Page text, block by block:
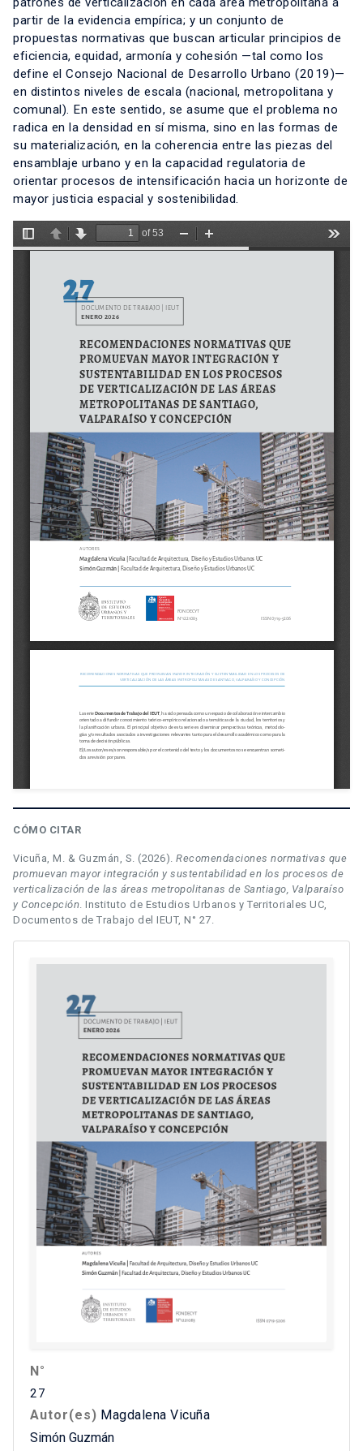
partir de la evidencia empírica; y un conjunto de
propuestas normativas que buscan articular principios de
eficiencia, equidad, armonía y cohesión —tal como los
define el Consejo Nacional de Desarrollo Urbano (2019)—
en distintos niveles de escala (nacional, metropolitana y
comunal). En este sentido, se asume que el problema no
radica en la densidad en sí misma, sino en las formas de
su materialización, en la coherencia entre las piezas del
ensamblaje urbano y en la capacidad regulatoria de
orientar procesos de intensificación hacia un horizonte de
mayor justicia espacial y sostenibilidad.
CÓMO CITAR
Vicuña, M. & Guzmán, S. (2026). Recomendaciones normativas que
promuevan mayor integración y sustentabilidad en los procesos de
verticalización de las áreas metropolitanas de Santiago, Valparaíso
y Concepción. Instituto de Estudios Urbanos y Territoriales UC,
Documentos de Trabajo del IEUT, N° 27.
N°
27
Autor(es) Magdalena Vicuña
Simón Guzmán